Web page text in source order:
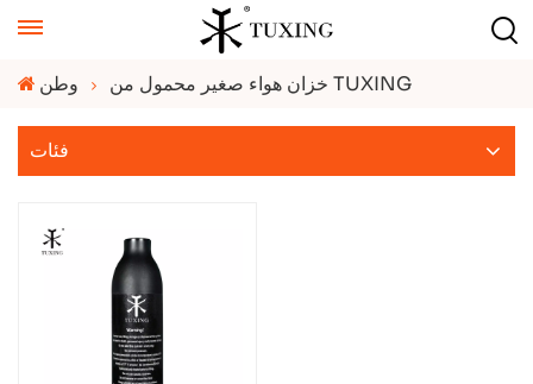
وطن خزان هواء صغير محمول من TUXING
فئات